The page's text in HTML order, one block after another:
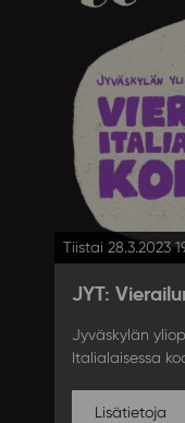
Tiistai 28.3.2023
JYT:
Jyväskylän
Italialaisessa
Lisätietoja